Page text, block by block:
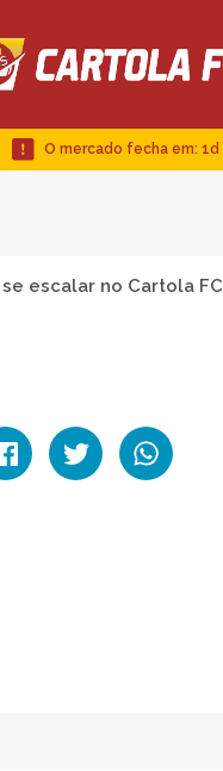
O mercado fecha em: 1d
escalar no Cartola